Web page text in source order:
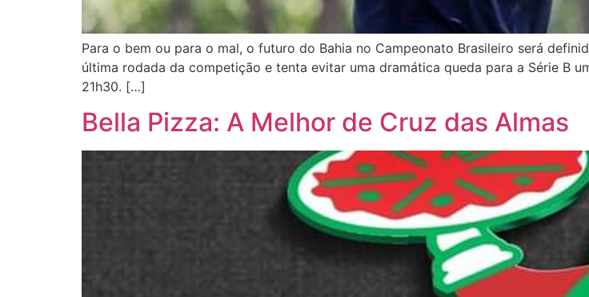
Para o bem ou para o mal, o futuro do Bahia no Campeonato Brasileiro será
última rodada da competição e tenta evitar uma dramática queda para a Série B
21h30. […]
Bella Pizza: A Melhor de Cruz das Almas